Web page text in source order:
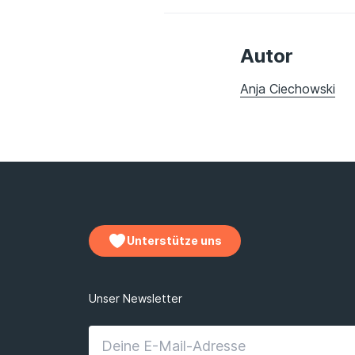
Autor
Anja Ciechowski
Unterstütze uns